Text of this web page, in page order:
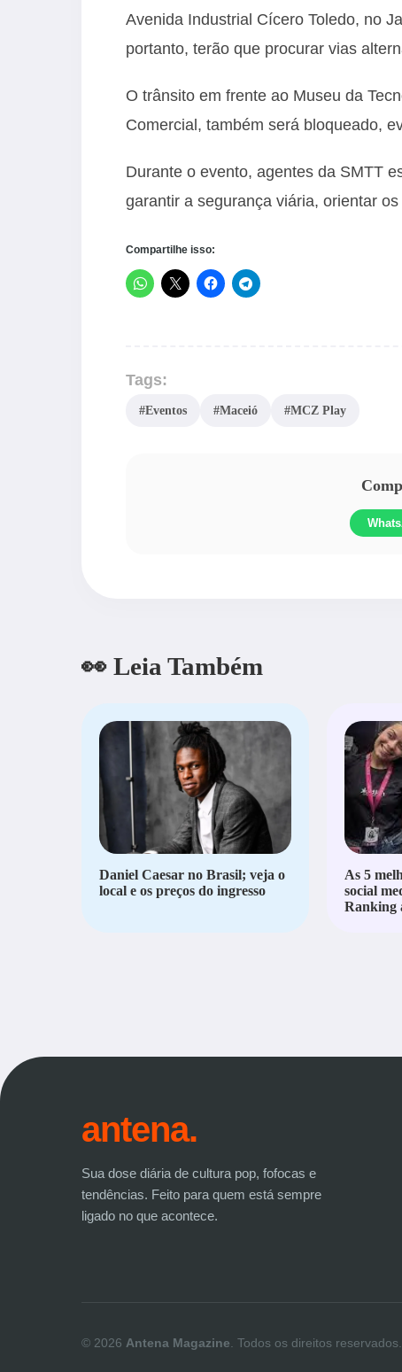
Avenida Industrial Cícero Toledo, no
portanto, terão que procurar vias
O trânsito em frente ao Museu da
Comercial, também será bloqueado,
Durante o evento, agentes da SMTT
garantir a segurança viária, orientar
Compartilhe isso:
Tags:
#Eventos #Maceió #MCZ Play
👀 Leia Também
Daniel Caesar no Brasil; veja o
local e os preços do ingresso
As 5
social
Ranking
antena.
Sua dose diária de cultura pop, fofocas e
tendências. Feito para quem está sempre
ligado no que acontece.
© 2026 Antena Magazine . Todos os direitos reservados.